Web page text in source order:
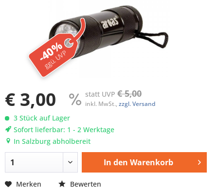
-40%
ggü. UVP
€ 3,00 statt UVP € 5,00
inkl. MwSt., zzgl. Versand
3 Stück auf Lager
Sofort lieferbar: 1 - 2 Werktage
In Salzburg abholbereit
In den Warenkorb
Merken Bewerten